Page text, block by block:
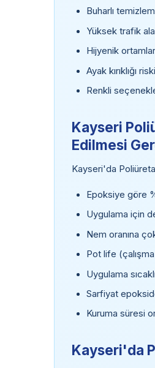
Buharlı
Yüksek trafik
Hijyenik
Ayak kırıklığı
Renkli
Kayseri
Edilmesi
Kayseri'da
Epoksiye göre
Uygulama için
Nem oranına
Pot life
Uygulama
Sarfiyat
Kuruma süresi
Kayseri'da